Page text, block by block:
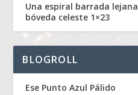
Una espiral barrada
bóveda celeste 1×23
BLOGROLL
Ese Punto Azul Pálido